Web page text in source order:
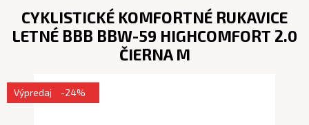
CYKLISTICKÉ KOMFORTNÉ RUKAVICE
LETNÉ BBB BBW-59 HIGHCOMFORT 2.0
ČIERNA M
Výpredaj -24%